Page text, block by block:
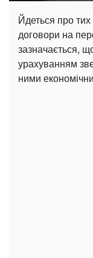
Йдеться про тих
договори на
зазначається,
урахуванням
ними